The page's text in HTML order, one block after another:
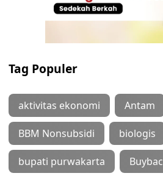
Tag Populer
aktivitas ekonomi Antam
BBM Nonsubsidi biologis
bupati purwakarta